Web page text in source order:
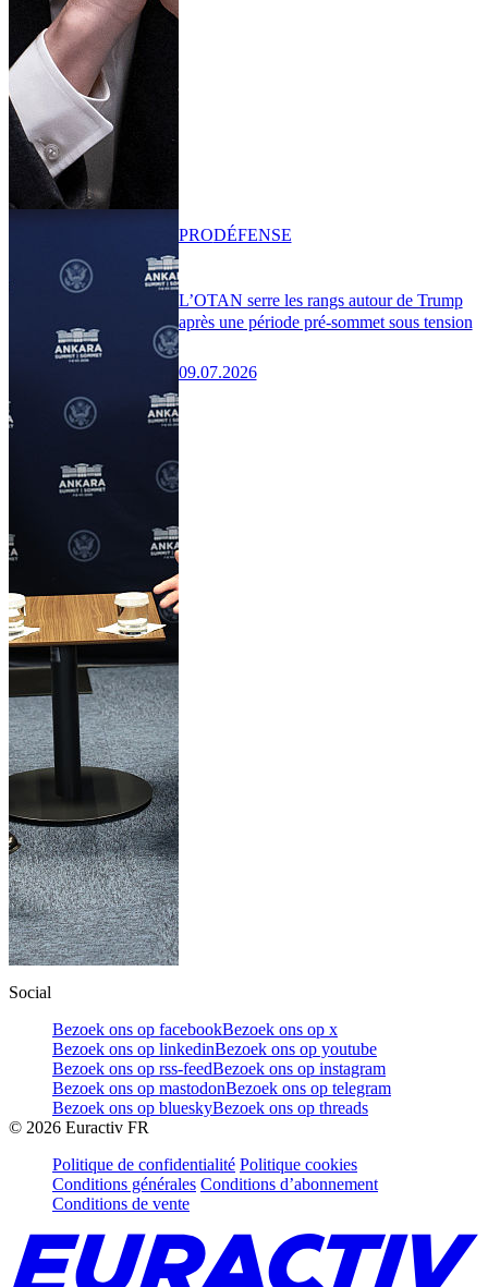
L’OTAN serre les rangs autour de Trump
après une période pré-sommet sous tension
09.07.2026
PRODÉFENSE
Social
Bezoek ons op facebookBezoek ons op x
Bezoek ons op linkedinBezoek ons op youtube
Bezoek ons op rss-feedBezoek ons op instagram
Bezoek ons op mastodonBezoek ons op telegram
Bezoek ons op blueskyBezoek ons op threads
© 2026 Euractiv FR
Politique de confidentialité Politique cookies
Conditions générales Conditions d’abonnement
Conditions de vente